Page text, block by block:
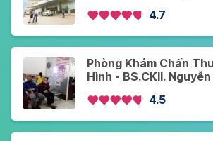
4.7
Phòng Khám Chấn
Hình - BS.CKII.
4.5